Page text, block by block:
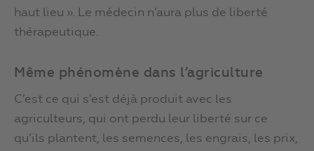
haut lieu ». Le médecin n’aura plus de liberté
thérapeutique.
Même phénomène dans l’agriculture
C’est ce qui s’est déjà produit avec les
agriculteurs, qui ont perdu leur liberté sur ce
qu’ils plantent, les semences, les engrais, les prix,